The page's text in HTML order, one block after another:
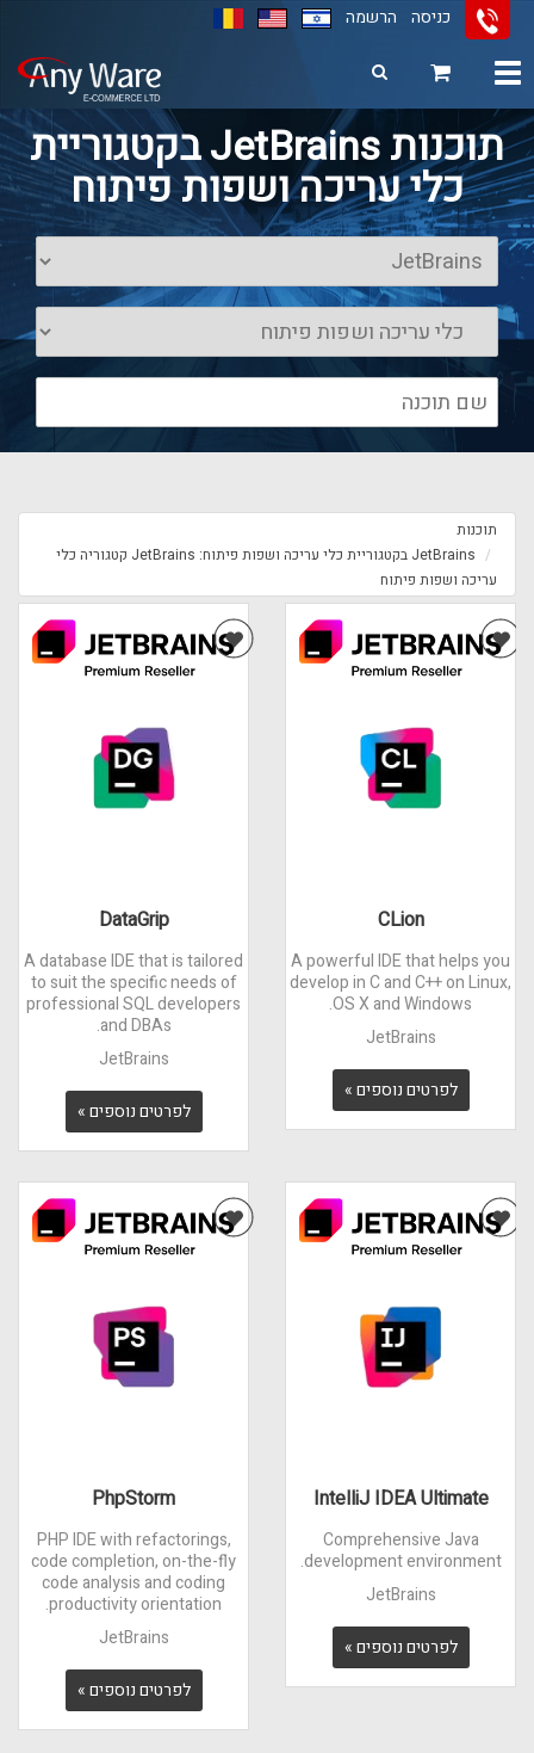
11
12
13
כניסה הרשמה
Toggle
תוכנות JetBrains בקטגוריית
כלי עריכה ושפות פיתוח
תוכנות
JetBrains בקטגוריית כלי עריכה ושפות פיתוח: JetBrains קטגוריה כלי
עריכה ושפות פיתוח
CLion
A powerful IDE that helps you
develop in C and C++ on Linux,
OS X and Windows.
JetBrains
לפרטים נוספים »
DataGrip
A database IDE that is tailored
to suit the specific needs of
professional SQL developers
and DBAs.
JetBrains
לפרטים נוספים »
IntelliJ IDEA Ultimate
Comprehensive Java
development environment.
JetBrains
לפרטים נוספים »
PhpStorm
PHP IDE with refactorings,
code completion, on-the-fly
code analysis and coding
productivity orientation.
JetBrains
לפרטים נוספים »